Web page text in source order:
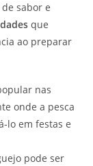
sabor e
que
ao preparar
nas
onde a pesca
lo em festas e
pode ser